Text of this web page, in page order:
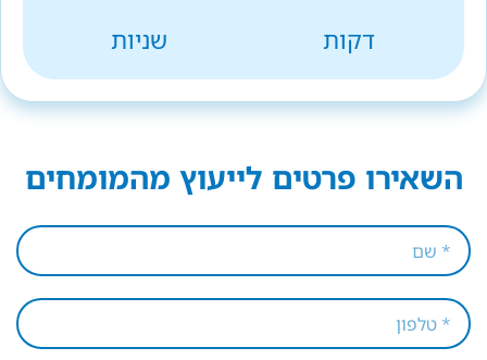
דקות
שניות
השאירו פרטים לייעוץ מהמומחים